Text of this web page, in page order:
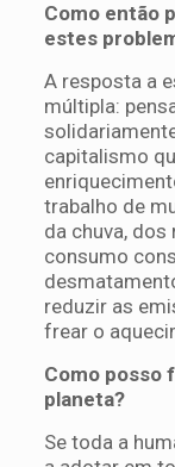
Como então
estes
A resposta a
múltipla:
capitalismo
trabalho de
da chuva,
consumo
reduzir as
frear o
Como posso
planeta?
Se toda a